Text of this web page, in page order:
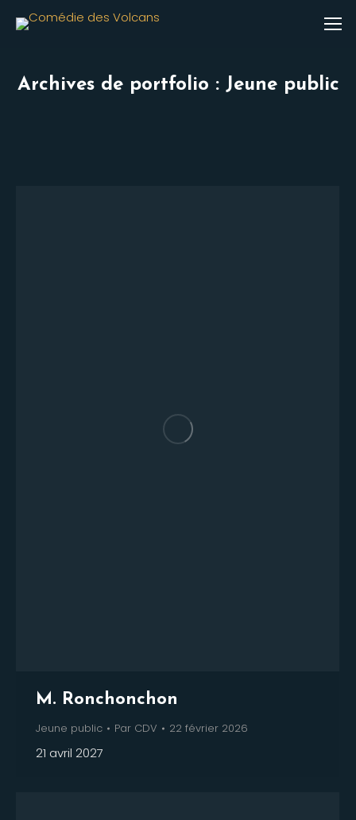
Archives de portfolio : Jeune public
M. Ronchonchon
Jeune public Par CDV 22 février 2026
21 avril 2027